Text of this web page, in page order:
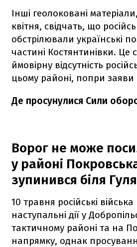
Інші геолоковані
квітня, свідчать, що
обстрілювали українські
частині Костянтинівки. Це
ймовірну відсутність
цьому районі, попри заяви
Де просунулися Сили
Ворог не може
у районі
зупинився біля
10 травня російські
наступальні дії у
тактичному районі та на
напрямку, однак